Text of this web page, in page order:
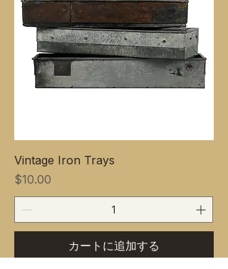
Vintage Iron Trays
価格
$10.00
カートに追加する